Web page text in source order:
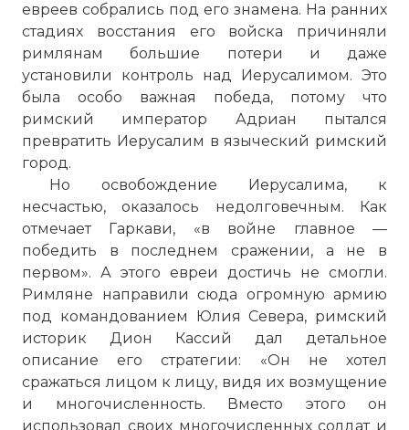
евреев собрались под его знамена. На ранних
стадиях восстания его войска причиняли
римлянам большие потери и даже
установили контроль над Иерусалимом. Это
была особо важная победа, потому что
римский император Адриан пытался
превратить Иерусалим в языческий римский
город.
Но освобождение Иерусалима, к
несчастью, оказалось недолговечным. Как
отмечает Гаркави, «в войне главное —
победить в последнем сражении, а не в
первом». А этого евреи достичь не смогли.
Римляне направили сюда огромную армию
под командованием Юлия Севера, римский
историк Дион Кассий дал детальное
описание его стратегии: «Он не хотел
сражаться лицом к лицу, видя их возмущение
и многочисленность. Вместо этого он
использовал своих многочисленных солдат и